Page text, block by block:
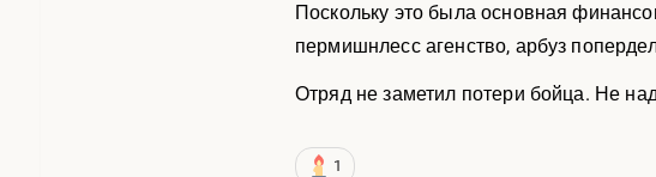
Поскольку это была основная
пермишнлесс агенство, арбуз
Отряд не заметил потери бойца. Не
1